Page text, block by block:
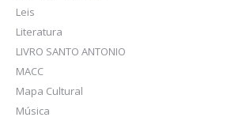
Leis
Literatura
LIVRO SANTO ANTONIO
MACC
Mapa Cultural
Música